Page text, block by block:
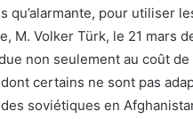
qu’alarmante, pour utiliser
M. Volker Türk, le 21 mars
non seulement au coût de
certains ne sont pas
soviétiques en